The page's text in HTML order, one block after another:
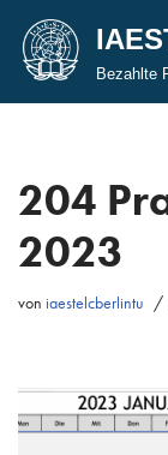
Zum
Bezahlte
204
2023
von iaestelcberlintu